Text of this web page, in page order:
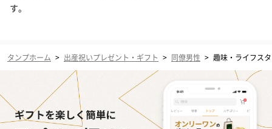
す。
タンプホーム > 出産祝いプレゼント・ギフト > 同僚男性 > 趣味・ライフス